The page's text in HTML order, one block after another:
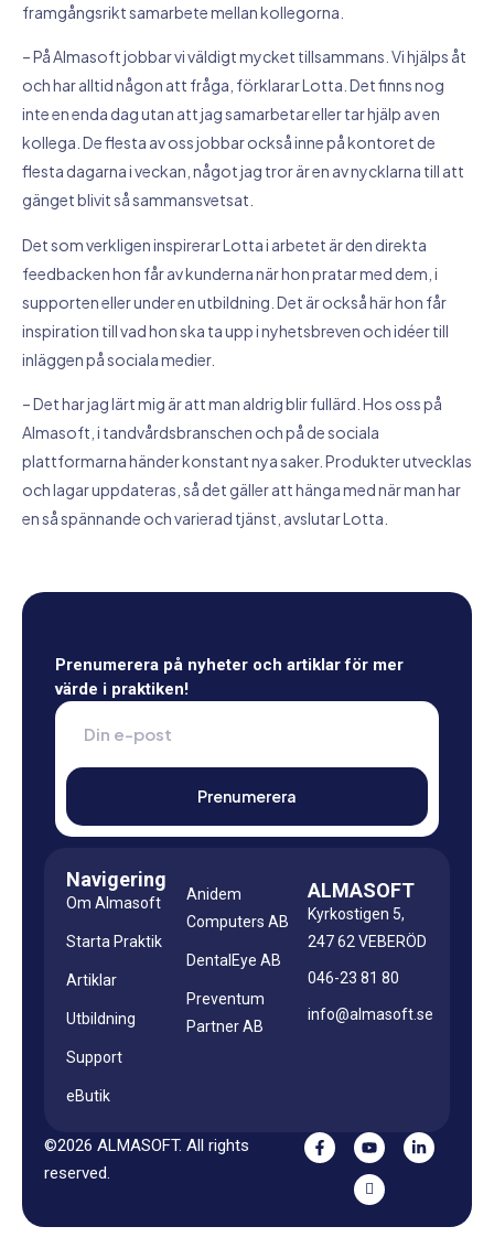
framgångsrikt samarbete mellan kollegorna.
– På Almasoft jobbar vi väldigt mycket tillsammans. Vi hjälps åt
och har alltid någon att fråga, förklarar Lotta. Det finns nog
inte en enda dag utan att jag samarbetar eller tar hjälp av en
kollega. De flesta av oss jobbar också inne på kontoret de
flesta dagarna i veckan, något jag tror är en av nycklarna till att
gänget blivit så sammansvetsat.
Det som verkligen inspirerar Lotta i arbetet är den direkta
feedbacken hon får av kunderna när hon pratar med dem, i
supporten eller under en utbildning. Det är också här hon får
inspiration till vad hon ska ta upp i nyhetsbreven och idéer till
inläggen på sociala medier.
– Det har jag lärt mig är att man aldrig blir fullärd. Hos oss på
Almasoft, i tandvårdsbranschen och på de sociala
plattformarna händer konstant nya saker. Produkter utvecklas
och lagar uppdateras, så det gäller att hänga med när man har
en så spännande och varierad tjänst, avslutar Lotta.
Prenumerera på nyheter och artiklar för mer
värde i praktiken!
Navigering
Om Almasoft
Starta Praktik
Artiklar
Utbildning
Support
eButik
Anidem
Computers AB
DentalEye AB
Preventum
Partner AB
ALMASOFT
Kyrkostigen 5,
247 62 VEBERÖD
046-23 81 80
info@almasoft.se
©2026 ALMASOFT. All rights
reserved.